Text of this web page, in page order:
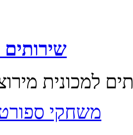
משחקי